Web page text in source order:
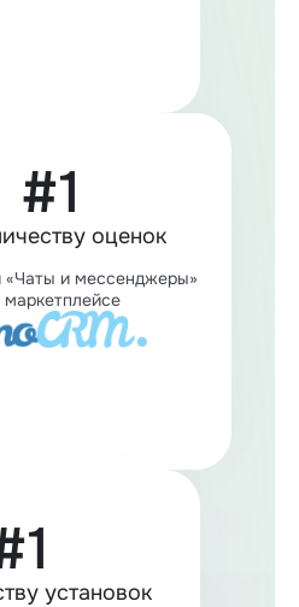
#1
оценок
«Чаты и мессенджеры»
маркетплейсе
установок